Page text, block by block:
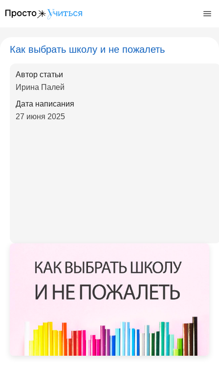
Как выбрать школу и не пожалеть
Автор статьи
Ирина Палей
Дата написания
27 июня 2025